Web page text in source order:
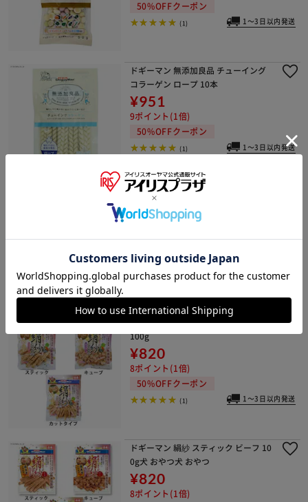
50%OFFクーポン
(1) 1～3日以内発送
ドギーマン 無添加良品 チューイング
コラーゲン ロープ 10本
¥951
9ポイント(1倍)
50%OFFクーポン
(1) 1～3日以内発送
ドギーマン 絹紗 スティック プレーン
100g
8ポイント(1倍)
50%OFFクーポン
(2) 1～3日以内発送
ドギーマン 絹紗 スティック 野菜入り
100g
¥820
8ポイント(1倍)
50%OFFクーポン
(1) 1～3日以内発送
ドギーマン 絹紗 スティック ビーフ 10
0g犬 おやつ犬 おやつ
¥820
8ポイント(1倍)